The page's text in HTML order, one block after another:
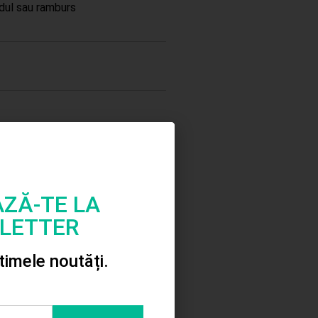
sau ramburs
Puzzle lemn gros
forme geometrice
TE LA
noutăți.